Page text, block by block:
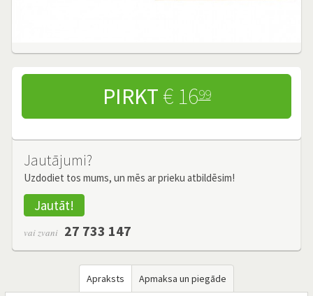
PIRKT € 1699
Jautājumi?
Uzdodiet tos mums, un mēs ar prieku atbildēsim!
Jautāt!
vai zvani 27 733 147
Apraksts Apmaksa un piegāde